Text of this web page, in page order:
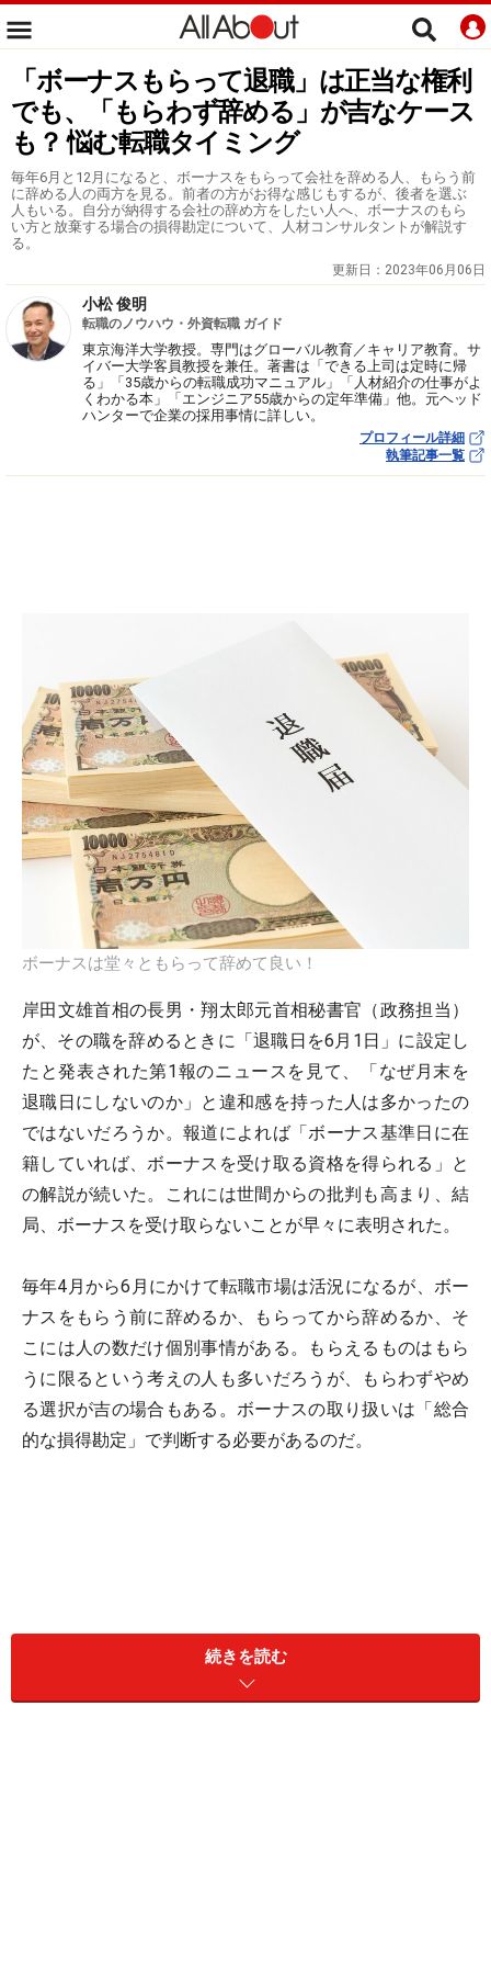
「ボーナスもらって退職」は正当な権利
でも、「もらわず辞める」が吉なケース
も？ 悩む転職タイミング
毎年6月と12月になると、ボーナスをもらって会社を辞める人、もらう前
に辞める人の両方を見る。前者の方がお得な感じもするが、後者を選ぶ
人もいる。自分が納得する会社の辞め方をしたい人へ、ボーナスのもら
い方と放棄する場合の損得勘定について、人材コンサルタントが解説す
る。
更新日： 2023年06月06日
小松 俊明
転職のノウハウ・外資転職 ガイド
東京海洋大学教授。専門はグローバル教育／キャリア教育。サ
イバー大学客員教授を兼任。著書は「できる上司は定時に帰
る」「35歳からの転職成功マニュアル」「人材紹介の仕事がよ
くわかる本」「エンジニア55歳からの定年準備」他。元ヘッド
ハンターで企業の採用事情に詳しい。
プロフィール詳細
執筆記事一覧
ボーナスは堂々ともらって辞めて良い！
岸田文雄首相の長男・翔太郎元首相秘書官（政務担当）
が、その職を辞めるときに「退職日を6月1日」に設定し
たと発表された第1報のニュースを見て、「なぜ月末を
退職日にしないのか」と違和感を持った人は多かったの
ではないだろうか。報道によれば「ボーナス基準日に在
籍していれば、ボーナスを受け取る資格を得られる」と
の解説が続いた。これには世間からの批判も高まり、結
局、ボーナスを受け取らないことが早々に表明された。
毎年4月から6月にかけて転職市場は活況になるが、ボー
ナスをもらう前に辞めるか、もらってから辞めるか、そ
こには人の数だけ個別事情がある。もらえるものはもら
うに限るという考えの人も多いだろうが、もらわずやめ
る選択が吉の場合もある。ボーナスの取り扱いは「総合
的な損得勘定」で判断する必要があるのだ。
続きを読む